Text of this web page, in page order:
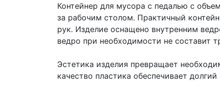
Контейнер для мусора с педалью с
за рабочим столом. Практичный
рук. Изделие оснащено внутренним
ведро при необходимости не составит
Эстетика изделия превращает
качество пластика обеспечивает